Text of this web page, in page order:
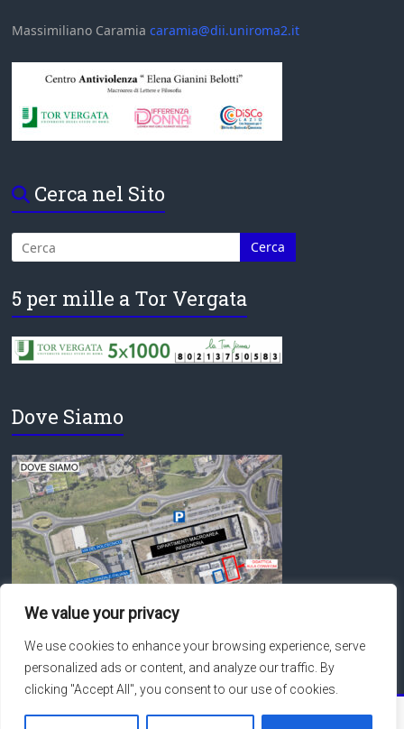
We value your privacy
We use cookies to enhance your browsing experience, serve
personalized ads or content, and analyze our traffic. By
clicking "Accept All", you consent to our use of cookies.
Massimiliano Caramiacaramia@dii.uniroma2.it
Cerca nel Sito
5 per mille a Tor Vergata
Dove Siamo
Copyright © 2026Macroarea di Ingegneria – Università degli Studi di Roma